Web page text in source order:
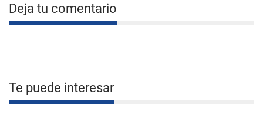
Deja tu comentario
Te puede interesar